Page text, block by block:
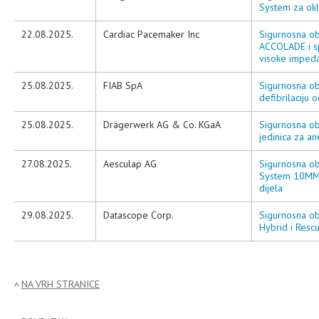
System za
22.08.2025. Cardiac Pacemaker Inc
Sigurnosna
ACCOLADE i
visoke
25.08.2025. FIAB SpA
Sigurnosna
defibrilaciju
25.08.2025. Drägerwerk AG & Co. KGaA
Sigurnosna
jedinica za
27.08.2025. Aesculap AG
Sigurnosna
System
dijela
29.08.2025. Datascope Corp.
Sigurnosna
Hybrid i
NA VRH STRANICE